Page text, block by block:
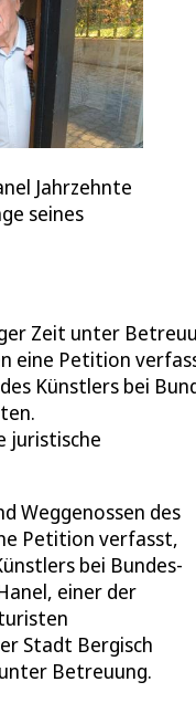
Jahrzehnte
seines
Zeit unter
eine Petition
Künstlers bei
juristische
Weggenossen des
Petition verfasst,
bei Bundes-
einer der
Stadt Bergisch
Betreuung.